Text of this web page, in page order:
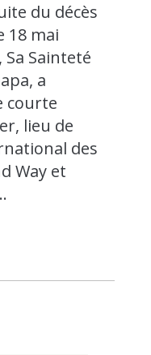
du décès
18 mai
Sainteté
a
courte
lieu de
des
Way et